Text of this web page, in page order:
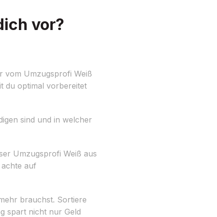
vor?
vom Umzugsprofi Weiß
du optimal vorbereitet
sind und in welcher
Umzugsprofi Weiß aus
auf
brauchst. Sortiere
spart nicht nur Geld